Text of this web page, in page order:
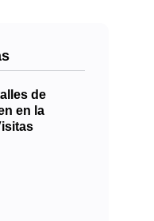
de
en la